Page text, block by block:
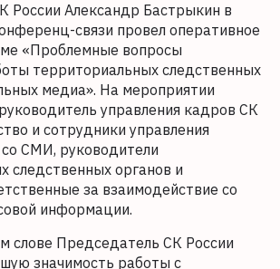
России Александр Бастрыкин в
связи провел оперативное
«Проблемные вопросы
территориальных следственных
медиа». На мероприятии
управления кадров СК
и сотрудники управления
СМИ, руководители
следственных органов и
за взаимодействие со
информации.
слове Председатель СК России
значимость работы с